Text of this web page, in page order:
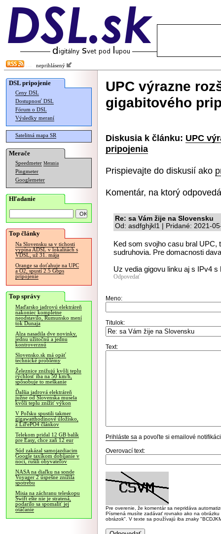
neprihlásený
DSL pripojenie
Ceny DSL
Dostupnosť DSL
Fórum o DSL
Výsledky meraní
Satelitná mapa SR
Merače
Speedmeter Merania
Pingmeter
Googlemeter
Hľadanie
Top články
Na Slovensku sa v tichosti
vypína ADSL v lokalitách s
VDSL, už 31. mája
Orange sa doťahuje na UPC
a O2, spustí 2.5 Gbps
pripojenie
Top správy
Maďarsko jadrovú elektráreň
nakoniec kompletne
neodstavilo, Rumunsko mení
tok Dunaja
Alza nasadila dve novinky,
jednu užitočnú a jednu
kontroverznú
Slovensko.sk má opäť
technické problémy
Železnice znižujú kvôli teplu
rýchlosť iba na 50 km/h,
spôsobuje to meškanie
Ďalšia jadrová elektráreň
južne od Slovenska musela
kvôli teplu znížiť výkon
V Poľsku spustili takmer
gigawatthodinové úložisko,
z LiFePO4 článkov
Telekom pridal 12 GB balík
pre Easy, chce zaň 12 eur
Súd zakázal samojazdiacim
Google taxíkom dobíjanie v
noci, rušili obyvateľov
NASA na diaľku na sonde
Voyager 2 úspešne znížila
spotrebu
Misia na záchranu teleskopu
Swift ešte nie je stratená,
podarilo sa spomaliť jej
otáčanie
UPC výrazne
gigabitového
Diskusia k článku: UPC
pripojenia
Prispievajte do diskusií ako
Komentár, na ktorý
Re: sa Vám žije na Slovensku
Od: asdfghjkl1 | Pridané: 2021-
Ked som svojho casu bral UPC,
sudruhovia. Pre domacnosti
Uz vedia gigovu linku aj s IPv4 s
Odpovedať
Meno:
Titulok:
Text:
Prihláste sa a povoľte si emailové
Overovací text:
Pre overenie, že komentár sa nepridáva
Písmená musíte zadávať rovnako ako na
obrázok". V texte sa používajú iba znaky